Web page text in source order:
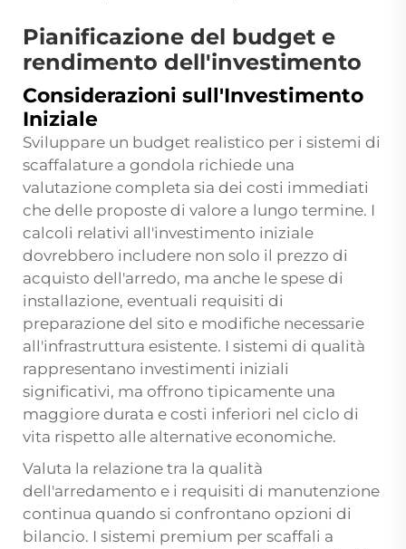
Pianificazione del budget e
rendimento dell'investimento
Considerazioni sull'Investimento
Iniziale
Sviluppare un budget realistico per i sistemi di
scaffalature a gondola richiede una
valutazione completa sia dei costi immediati
che delle proposte di valore a lungo termine. I
calcoli relativi all'investimento iniziale
dovrebbero includere non solo il prezzo di
acquisto dell'arredo, ma anche le spese di
installazione, eventuali requisiti di
preparazione del sito e modifiche necessarie
all'infrastruttura esistente. I sistemi di qualità
rappresentano investimenti iniziali
significativi, ma offrono tipicamente una
maggiore durata e costi inferiori nel ciclo di
vita rispetto alle alternative economiche.
Valuta la relazione tra la qualità
dell'arredamento e i requisiti di manutenzione
continua quando si confrontano opzioni di
bilancio. I sistemi premium per scaffali a